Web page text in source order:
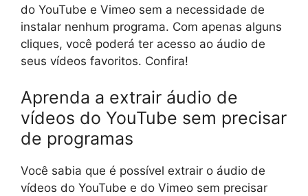
do YouTube e Vimeo sem a necessidade de
instalar nenhum programa. Com apenas alguns
cliques, você poderá ter acesso ao áudio de
seus vídeos favoritos. Confira!
Aprenda a extrair áudio de
vídeos do YouTube sem precisar
de programas
Você sabia que é possível extrair o áudio de
vídeos do YouTube e do Vimeo sem precisar